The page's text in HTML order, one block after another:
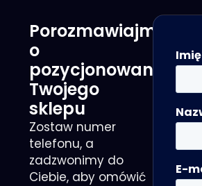
Porozmawiajmy
o
pozycjonowaniu
Twojego
sklepu
Zostaw numer
telefonu, a
zadzwonimy do
Ciebie, aby omówić